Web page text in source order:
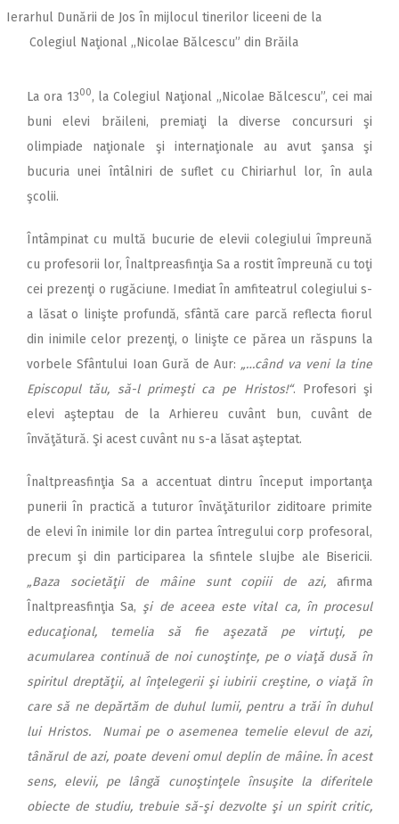
Ierarhul Dunării de Jos în mijlocul tinerilor liceeni de la
Colegiul Naţional ,,Nicolae Bălcescu” din Brăila
La ora 1300, la Colegiul Naţional „Nicolae Bălcescu”, cei mai
buni elevi brăileni, premiaţi la diverse concursuri şi
olimpiade naţionale şi internaţionale au avut şansa şi
bucuria unei întâlniri de suflet cu Chiriarhul lor, în aula
şcolii.
Întâmpinat cu multă bucurie de elevii colegiului împreună
cu profesorii lor, Înaltpreasfinţia Sa a rostit împreună cu toţi
cei prezenţi o rugăciune. Imediat în amfiteatrul colegiului s-
a lăsat o linişte profundă, sfântă care parcă reflecta fiorul
din inimile celor prezenţi, o linişte ce părea un răspuns la
vorbele Sfântului Ioan Gură de Aur: „…când va veni la tine
Episcopul tău, să-l primeşti ca pe Hristos!“. Profesori şi
elevi aşteptau de la Arhiereu cuvânt bun, cuvânt de
învăţătură. Şi acest cuvânt nu s-a lăsat aşteptat.
Înaltpreasfinţia Sa a accentuat dintru început importanţa
punerii în practică a tuturor învăţăturilor ziditoare primite
de elevi în inimile lor din partea întregului corp profesoral,
precum şi din participarea la sfintele slujbe ale Bisericii.
„Baza societăţii de mâine sunt copiii de azi, afirma
Înaltpreasfinţia Sa, şi de aceea este vital ca, în procesul
educaţional, temelia să fie aşezată pe virtuţi, pe
acumularea continuă de noi cunoştinţe, pe o viaţă dusă în
spiritul dreptăţii, al înţelegerii şi iubirii creştine, o viaţă în
care să ne depărtăm de duhul lumii, pentru a trăi în duhul
lui Hristos. Numai pe o asemenea temelie elevul de azi,
tânărul de azi, poate deveni omul deplin de mâine. În acest
sens, elevii, pe lângă cunoştinţele însuşite la diferitele
obiecte de studiu, trebuie să-şi dezvolte şi un spirit critic,